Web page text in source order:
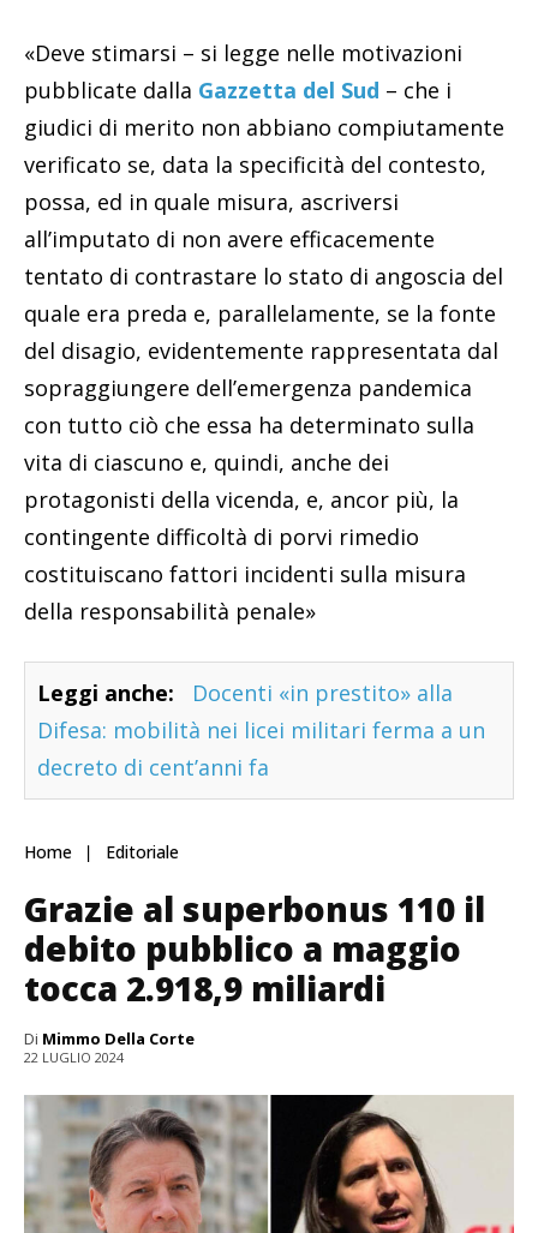
«Deve stimarsi – si legge nelle motivazioni
pubblicate dalla Gazzetta del Sud – che i
giudici di merito non abbiano compiutamente
verificato se, data la specificità del contesto,
possa, ed in quale misura, ascriversi
all’imputato di non avere efficacemente
tentato di contrastare lo stato di angoscia del
quale era preda e, parallelamente, se la fonte
del disagio, evidentemente rappresentata dal
sopraggiungere dell’emergenza pandemica
con tutto ciò che essa ha determinato sulla
vita di ciascuno e, quindi, anche dei
protagonisti della vicenda, e, ancor più, la
contingente difficoltà di porvi rimedio
costituiscano fattori incidenti sulla misura
della responsabilità penale»
Leggi anche:
Docenti «in prestito» alla
Difesa: mobilità nei licei militari ferma a un
decreto di cent’anni fa
Home Editoriale
Grazie al superbonus 110 il
debito pubblico a maggio
tocca 2.918,9 miliardi
Di Mimmo Della Corte
22 LUGLIO 2024